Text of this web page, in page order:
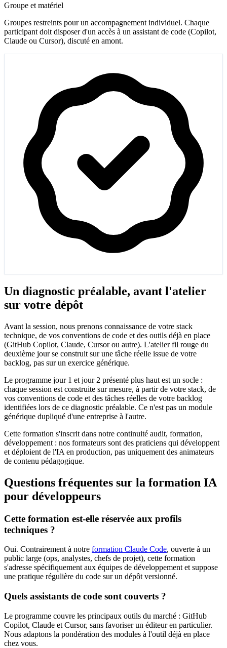
Groupe et matériel
Groupes restreints pour un accompagnement individuel. Chaque
participant doit disposer d'un accès à un assistant de code (Copilot,
Claude ou Cursor), discuté en amont.
Un diagnostic préalable, avant l'atelier
sur votre dépôt
Avant la session, nous prenons connaissance de votre stack
technique, de vos conventions de code et des outils déjà en place
(GitHub Copilot, Claude, Cursor ou autre). L'atelier fil rouge du
deuxième jour se construit sur une tâche réelle issue de votre
backlog, pas sur un exercice générique.
Le programme jour 1 et jour 2 présenté plus haut est un socle :
chaque session est construite sur mesure, à partir de votre stack, de
vos conventions de code et des tâches réelles de votre backlog
identifiées lors de ce diagnostic préalable. Ce n'est pas un module
générique dupliqué d'une entreprise à l'autre.
Cette formation s'inscrit dans notre continuité audit, formation,
développement : nos formateurs sont des praticiens qui développent
et déploient de l'IA en production, pas uniquement des animateurs
de contenu pédagogique.
Questions fréquentes sur la formation IA
pour développeurs
Cette formation est-elle réservée aux profils
techniques ?
Oui. Contrairement à notre formation Claude Code, ouverte à un
public large (ops, analystes, chefs de projet), cette formation
s'adresse spécifiquement aux équipes de développement et suppose
une pratique régulière du code sur un dépôt versionné.
Quels assistants de code sont couverts ?
Le programme couvre les principaux outils du marché : GitHub
Copilot, Claude et Cursor, sans favoriser un éditeur en particulier.
Nous adaptons la pondération des modules à l'outil déjà en place
chez vous.